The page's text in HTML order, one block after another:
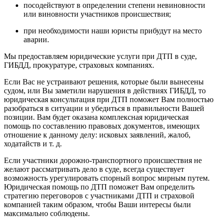
посодействуют в определении степени невиновности
или виновности участников происшествия;
при необходимости наши юристы прибудут на место
аварии.
Мы предоставляем юридические услуги при ДТП в суде,
ГИБДД, прокуратуре, страховых компаниях.
Если Вас не устраивают решения, которые были вынесены
судом, или Вы заметили нарушения в действиях ГИБДД, то
юридическая консультация при ДТП поможет Вам полностью
разобраться в ситуации и убедиться в правильности Вашей
позиции. Вам будет оказана комплексная юридическая
помощь по составлению правовых документов, имеющих
отношение к данному делу: исковых заявлений, жалоб,
ходатайств и т. д.
Если участники дорожно-транспортного происшествия не
желают рассматривать дело в суде, всегда существует
возможность урегулировать спорный вопрос мирным путем.
Юридическая помощь по ДТП поможет Вам определить
стратегию переговоров с участниками ДТП и страховой
компанией таким образом, чтобы Ваши интересы были
максимально соблюдены.